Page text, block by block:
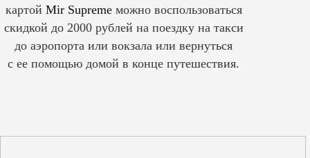
картой Mir Supreme можно воспользоваться
скидкой до 2000 рублей на поездку на такси
до аэропорта или вокзала или вернуться
с ее помощью домой в конце путешествия.